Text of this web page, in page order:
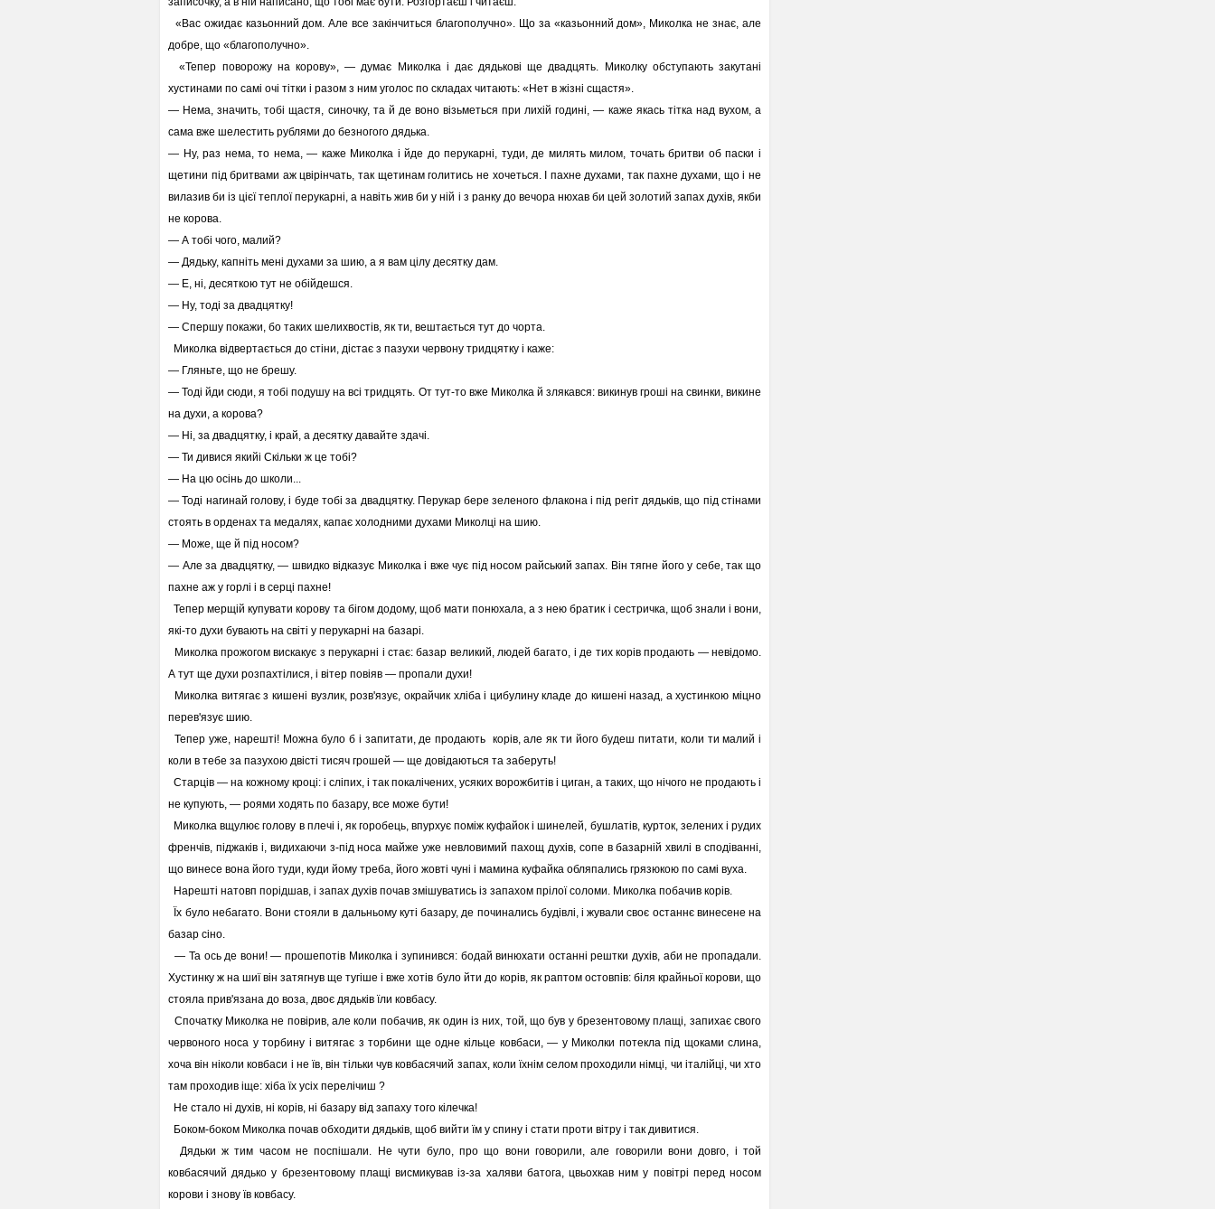
«Вас ожидає казьонний дом. Але все закінчиться благополучно». Що за «казьонний дом», Миколка не знає, але
добре, що «благополучно».
«Тепер поворожу на корову», — думає Миколка і дає дядькові ще двадцять. Миколку обступають закутані
хустинами по самі очі тітки і разом з ним уголос по складах читають: «Нет в жізні сщастя».
— Нема, значить, тобі щастя, синочку, та й де воно візьметься при лихій годині, — каже якась тітка над вухом, а
сама вже шелестить рублями до безногого дядька.
— Ну, раз нема, то нема, — каже Миколка і йде до перукарні, туди, де милять милом, точать бритви об паски і
щетини під бритвами аж цвірінчать, так щетинам голитись не хочеться. І пахне духами, так пахне духами, що і не
вилазив би із цієї теплої перукарні, а навіть жив би у ній і з ранку до вечора нюхав би цей золотий запах духів, якби
не корова.
— А тобі чого, малий?
— Дядьку, капніть мені духами за шию, а я вам цілу десятку дам.
— Е, ні, десяткою тут не обійдешся.
— Ну, тоді за двадцятку!
— Спершу покажи, бо таких шелихвостів, як ти, вештається тут до чорта.
Миколка відвертається до стіни, дістає з пазухи червону тридцятку і каже:
— Гляньте, що не брешу.
— Тоді йди сюди, я тобі подушу на всі тридцять. От тут-то вже Миколка й злякався: викинув гроші на свинки, викине
на духи, а корова?
— Ні, за двадцятку, і край, а десятку давайте здачі.
— Ти дивися якийі Скільки ж це тобі?
— На цю осінь до школи...
— Тоді нагинай голову, і буде тобі за двадцятку. Перукар бере зеленого флакона і під регіт дядьків, що під стінами
стоять в орденах та медалях, капає холодними духами Миколці на шию.
— Може, ще й під носом?
— Але за двадцятку, — швидко відказує Миколка і вже чує під носом райський запах. Він тягне його у себе, так що
пахне аж у горлі і в серці пахне!
Тепер мерщій купувати корову та бігом додому, щоб мати понюхала, а з нею братик і сестричка, щоб знали і вони,
які-то духи бувають на світі у перукарні на базарі.
Миколка прожогом вискакує з перукарні і стає: базар великий, людей багато, і де тих корів продають — невідомо.
А тут ще духи розпахтілися, і вітер повіяв — пропали духи!
Миколка витягає з кишені вузлик, розв'язує, окрайчик хліба і цибулину кладе до кишені назад, а хустинкою міцно
перев'язує шию.
Тепер уже, нарешті! Можна було б і запитати, де продають корів, але як ти його будеш питати, коли ти малий і
коли в тебе за пазухою двісті тисяч грошей — ще довідаються та заберуть!
Старців — на кожному кроці: і сліпих, і так покалічених, усяких ворожбитів і циган, а таких, що нічого не продають і
не купують, — роями ходять по базару, все може бути!
Миколка вщулює голову в плечі і, як горобець, впурхує поміж куфайок і шинелей, бушлатів, курток, зелених і рудих
френчів, піджаків і, видихаючи з-під носа майже уже невловимий пахощ духів, сопе в базарній хвилі в сподіванні,
що винесе вона його туди, куди йому треба, його жовті чуні і мамина куфайка обляпались грязюкою по самі вуха.
Нарешті натовп порідшав, і запах духів почав змішуватись із запахом прілої соломи. Миколка побачив корів.
Їх було небагато. Вони стояли в дальньому куті базару, де починались будівлі, і жували своє останнє винесене на
базар сіно.
— Та ось де вони! — прошепотів Миколка і зупинився: бодай винюхати останні рештки духів, аби не пропадали.
Хустинку ж на шиї він затягнув ще тугіше і вже хотів було йти до корів, як раптом остовпів: біля крайньої корови, що
стояла прив'язана до воза, двоє дядьків їли ковбасу.
Спочатку Миколка не повірив, але коли побачив, як один із них, той, що був у брезентовому плащі, запихає свого
червоного носа у торбину і витягає з торбини ще одне кільце ковбаси, — у Миколки потекла під щоками слина,
хоча він ніколи ковбаси і не їв, він тільки чув ковбасячий запах, коли їхнім селом проходили німці, чи італійці, чи хто
там проходив іще: хіба їх усіх перелічиш ?
Не стало ні духів, ні корів, ні базару від запаху того кілечка!
Боком-боком Миколка почав обходити дядьків, щоб вийти їм у спину і стати проти вітру і так дивитися.
Дядьки ж тим часом не поспішали. Не чути було, про що вони говорили, але говорили вони довго, і той
ковбасячий дядько у брезентовому плащі висмикував із-за халяви батога, цвьохкав ним у повітрі перед носом
корови і знову їв ковбасу.